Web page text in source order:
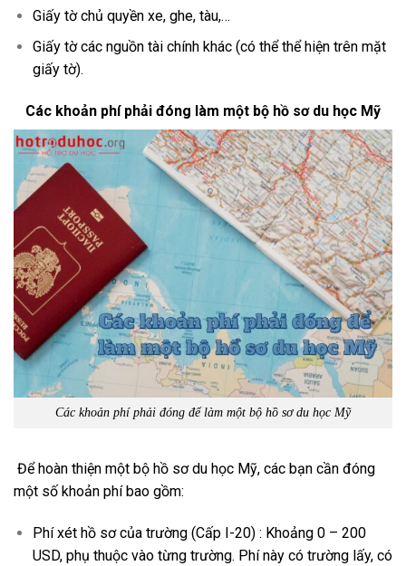
Giấy tờ chủ quyền xe, ghe, tàu,…
Giấy tờ các nguồn tài chính khác (có thể thể hiện trên mặt
giấy tờ).
Các khoản phí phải đóng làm một bộ hồ sơ du học Mỹ
Các khoản phí phải đóng để làm một bộ hồ sơ du học Mỹ
Để hoàn thiện một bộ hồ sơ du học Mỹ, các bạn cần đóng
một số khoản phí bao gồm:
Phí xét hồ sơ của trường (Cấp I-20) : Khoảng 0 – 200
USD, phụ thuộc vào từng trường. Phí này có trường lấy, có